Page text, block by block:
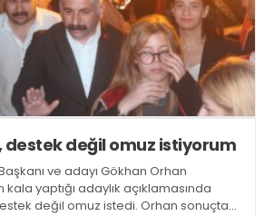
Yalnızca oy, destek değil omuz istiyorum
ve adayı Gökhan Orhan
yaptığı adaylık açıklamasında
değil omuz istedi. Orhan sonuçtan